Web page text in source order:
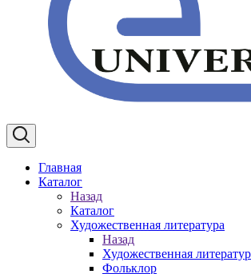
Главная
Каталог
Назад
Каталог
Художественная литература
Назад
Художественная
Фольклор